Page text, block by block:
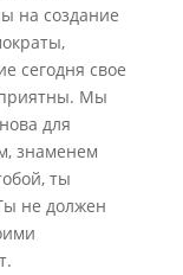
на создание
сегодня свое
Мы
для
знаменем
ты
не должен